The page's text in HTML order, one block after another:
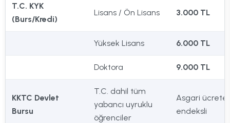
T.C. KYK
(Burs/Kredi)
Lisans / Ön Lisans 3.000 TL
Yüksek Lisans 6.000 TL
Doktora 9.000 TL
KKTC Devlet
Bursu
T.C. dahil tüm
yabancı uyruklu
öğrenciler
Asgari ücrete
endeksli